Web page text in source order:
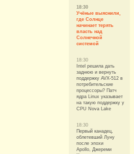
18:30
Учёные выяснили,
где Солнце
начинает терять
власть над
Солнечной
системой
18:30
Intel решила дать
заднюю и вернуть
поддержку AVX-512 в
потребительские
процессоры? Патч
ядра Linux указывает
на такую поддержку у
CPU Nova Lake
18:30
Первый канадец,
облетевший Луну
после эпохи
Apollo, Джереми